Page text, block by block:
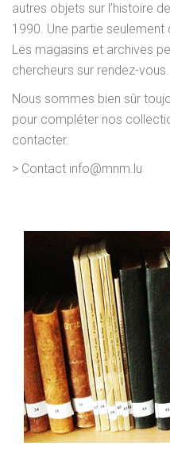
autres objets sur l’histoire
1990. Une partie
Les magasins et archives
chercheurs sur rendez-vous.
Nous sommes bien sûr
pour compléter nos
contacter.
> Contact info@mnm.lu